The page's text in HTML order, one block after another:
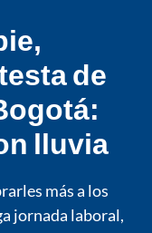
de
lluvia
más a los
jornada laboral,